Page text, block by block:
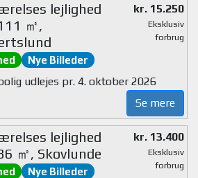
lejlighed
㎡,
Nye Billeder
kr. 15.250
Eksklusiv
forbrug
udlejes pr. 4. oktober 2026
Se mere
lejlighed
㎡, Skovlunde
Nye Billeder
kr. 13.400
Eksklusiv
forbrug